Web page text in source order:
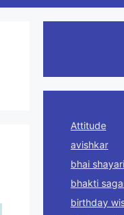
Attitude
avishkar
bhai shayari
bhakti
birthday